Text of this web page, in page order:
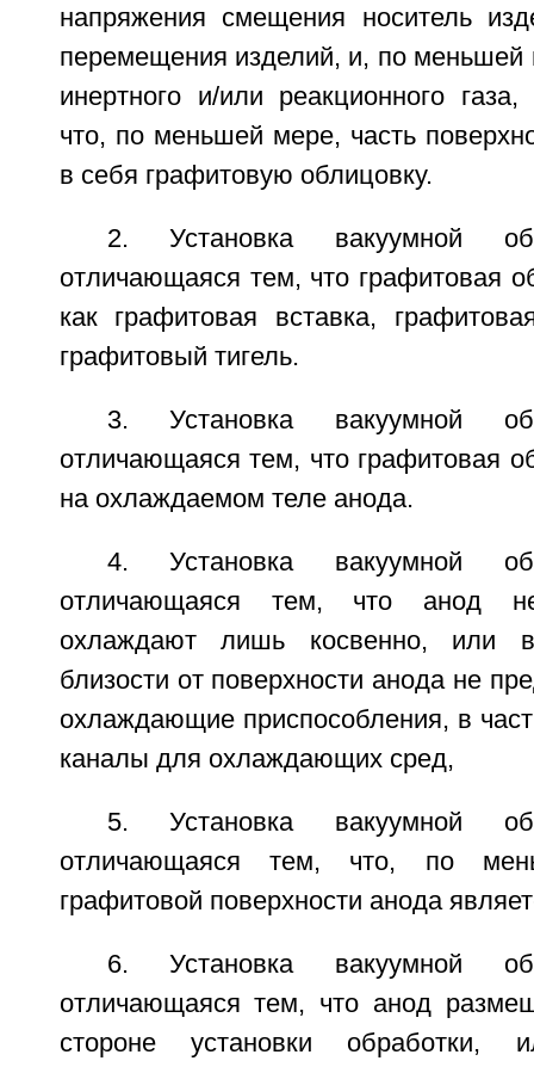
напряжения смещения носитель
перемещения изделий, и, по
инертного и/или реакционного
что, по меньшей мере, часть
в себя графитовую облицовку.
2. Установка вакуумной
отличающаяся тем, что графитовая
как графитовая вставка,
графитовый тигель.
3. Установка вакуумной
отличающаяся тем, что графитовая
на охлаждаемом теле анода.
4. Установка вакуумной
отличающаяся тем, что анод
охлаждают лишь косвенно, или в
близости от поверхности анода не
охлаждающие приспособления, в
каналы для охлаждающих сред,
5. Установка вакуумной
отличающаяся тем, что, по
графитовой поверхности анода
6. Установка вакуумной
отличающаяся тем, что анод
стороне установки обработки,